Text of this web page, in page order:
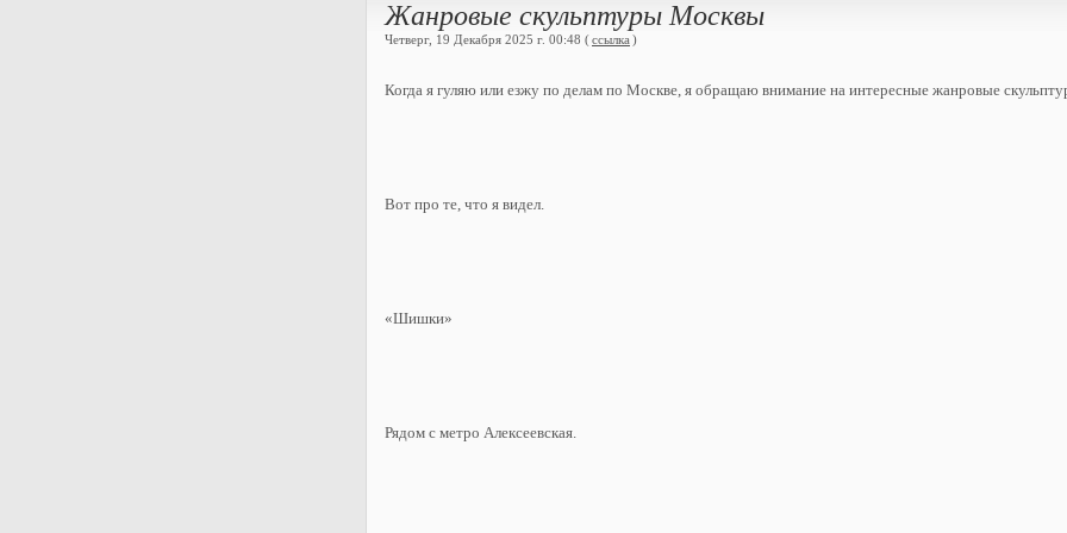
Жанровые скульптуры Москвы
Четверг, 19 Декабря 2025 г. 00:48 (ссылка )
Когда я гуляю или езжу по делам по Москве, я обращаю внимание на интересные жанровые
Вот про те, что я видел.
«Шишки»
Рядом с метро Алексеевская.